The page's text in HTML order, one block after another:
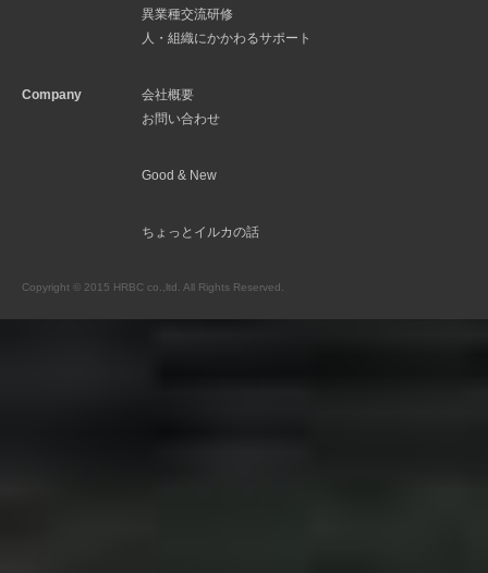
異業種交流研修
人・組織にかかわるサポート
Company
会社概要
お問い合わせ
Good & New
ちょっとイルカの話
Copyright © 2015 HRBC co.,ltd. All Rights Reserved.